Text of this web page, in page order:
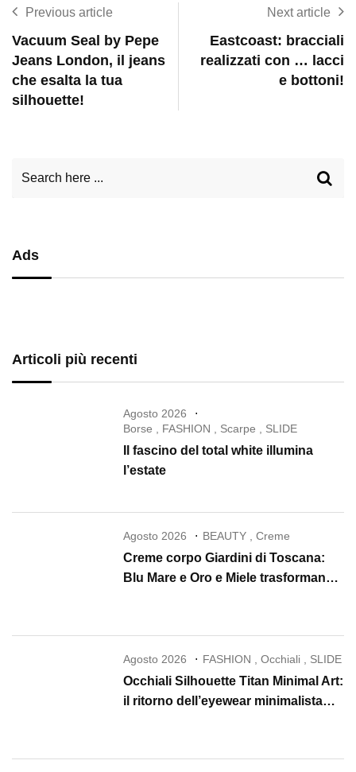
Previous article
Vacuum Seal by Pepe
Jeans London, il jeans
che esalta la tua
silhouette!
Next article
Eastcoast: bracciali
realizzati con … lacci
e bottoni!
Ads
Articoli più recenti
Agosto 2026
Borse
FASHION Scarpe SLIDE
Il fascino del total white illumina
l’estate
Agosto 2026 BEAUTY ,Creme
Creme corpo Giardini di Toscana:
Blu Mare e Oro e Miele trasformano
Agosto 2026 FASHION ,Occhiali SLIDE
Occhiali Silhouette Titan Minimal Art:
il ritorno dell’eyewear minimalista